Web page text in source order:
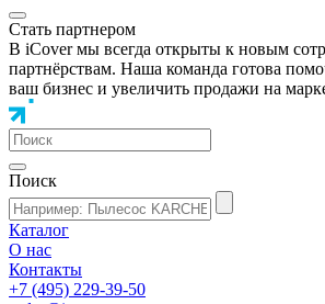
Стать партнером
В iCover мы всегда открыты к новым
партнёрствам. Наша команда готова
ваш бизнес и увеличить продажи на
Поиск
Каталог
О нас
Контакты
+7 (495) 229-39-50